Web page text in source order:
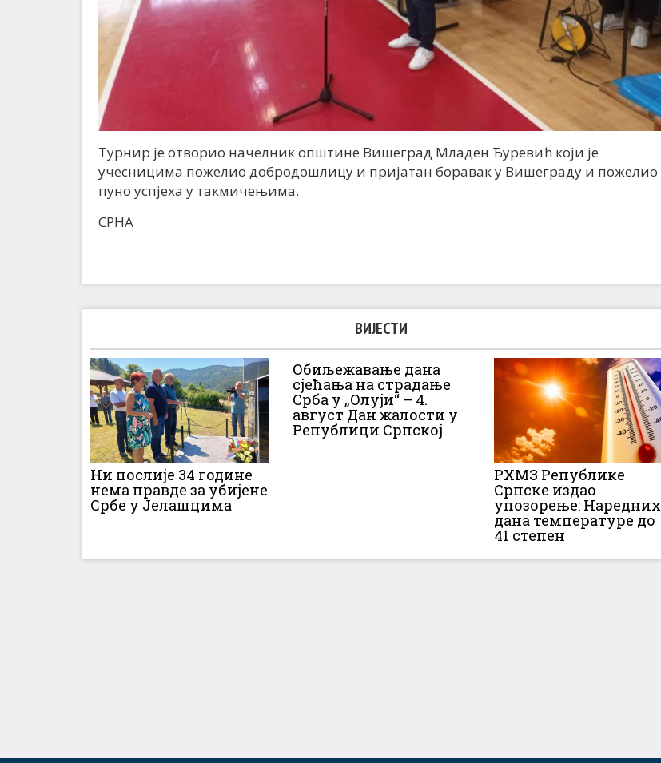
Турнир је отворио начелник општине Вишеград Младен Ђуревић који је
учесницима пожелио добродошлицу и пријатан боравак у Вишеграду и пожелио
пуно успјеха у такмичењима.
СРНА
ВИЈЕСТИ
Ни послије 34 године
нема правде за убијене
Србе у Јелашцима
Обиљежавање дана
сјећања на страдање
Срба у „Олуји“ – 4.
август Дан жалости у
Републици Српској
РХМЗ Републике
Српске издао
упозорење: Наредних
дана температуре до
41 степен